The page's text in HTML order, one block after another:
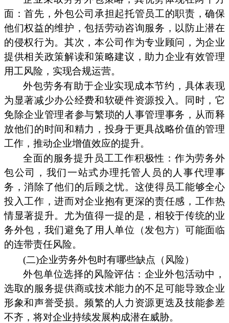
面：首先，外包公司承担起托管员工的职责，确保
他们权益的维护，包括劳动咨询服务，以防止潜在
的侵权行为。其次，本公司作为专业顾问，为企业
提供相关政策解读和策略建议，助力企业有效管理
用工风险，实现合规运营。
外包劳务有助于企业实现成本节约，具体表现
为显著减少办公经费和软硬件资源投入。同时，它
免除企业管理者参与繁琐的人事管理事务，从而释
放他们的时间和精力，投身于更具战略价值的管理
工作，推动企业增值效应的提升。
全面的服务提升员工工作积极性：作为劳务外
包公司，我们一站式办理托管人员的人事代理事
务，消除了他们的后顾之忧。这使得员工能够全心
投入工作，进而对企业抱有更深的责任感，工作热
情显著提升。尤为值得一提的是，相较于传统的业
务外包，我们避免了用人单位（发包方）可能面临
的连带责任风险。
(二)企业劳务外包时有哪些缺点（风险）
外包单位选择的风险评估：企业外包活动中，
选取的服务提供商或技术能力的不足可能导致企业
形象和声誉受损。频繁的人力资源更迭及技能参差
不齐，将对企业持续发展构成潜在威胁。